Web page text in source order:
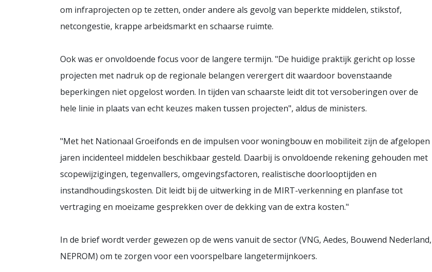
om infraprojecten op te zetten, onder andere als gevolg van beperkte middelen, stikstof,
netcongestie, krappe arbeidsmarkt en schaarse ruimte.
Ook was er onvoldoende focus voor de langere termijn. "De huidige praktijk gericht op losse
projecten met nadruk op de regionale belangen verergert dit waardoor bovenstaande
beperkingen niet opgelost worden. In tijden van schaarste leidt dit tot versoberingen over de
hele linie in plaats van echt keuzes maken tussen projecten", aldus de ministers.
"Met het Nationaal Groeifonds en de impulsen voor woningbouw en mobiliteit zijn de afgelopen
jaren incidenteel middelen beschikbaar gesteld. Daarbij is onvoldoende rekening gehouden met
scopewijzigingen, tegenvallers, omgevingsfactoren, realistische doorlooptijden en
instandhoudingskosten. Dit leidt bij de uitwerking in de MIRT-verkenning en planfase tot
vertraging en moeizame gesprekken over de dekking van de extra kosten."
In de brief wordt verder gewezen op de wens vanuit de sector (VNG, Aedes, Bouwend Nederland,
NEPROM) om te zorgen voor een voorspelbare langetermijnkoers.